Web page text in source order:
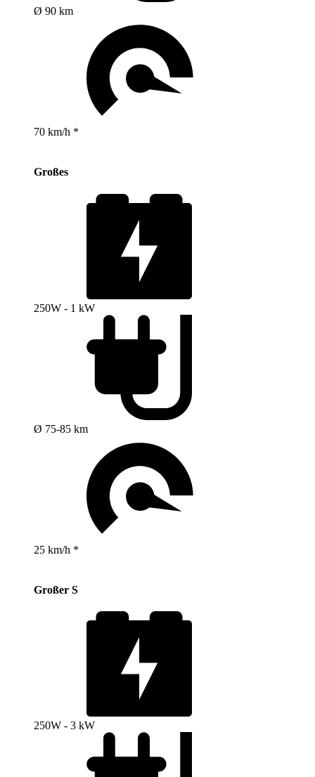
Ø 90 km
70 km/h *
Großes
250W - 1 kW
Ø 75-85 km
25 km/h *
Großer S
250W - 3 kW